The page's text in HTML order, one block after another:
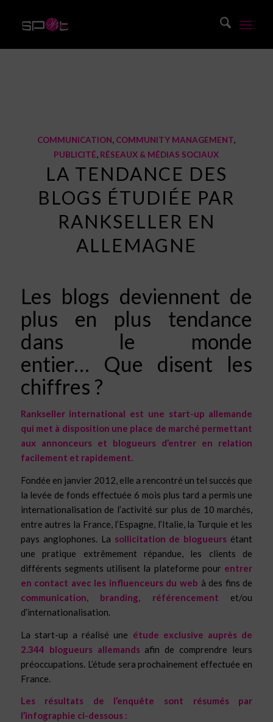
COMMUNICATION, COMMUNITY MANAGEMENT,
PUBLICITÉ, RÉSEAUX & MÉDIAS SOCIAUX
LA TENDANCE DES
BLOGS ÉTUDIÉE PAR
RANKSELLER EN
ALLEMAGNE
Les blogs deviennent de
plus en plus tendance
dans le monde
entier… Que disent les
chiffres ?
Rankseller international est une start-up allemande
qui met à disposition une place de marché permettant
aux annonceurs et blogueurs d’entrer en relation
facilement et rapidement.
Fondée en janvier 2012, elle a rencontré un tel succès que
la levée de fonds effectuée 6 mois plus tard a permis une
internationalisation de l’activité sur plus de 10 marchés,
entre autres la France, l’Espagne, l’Italie, la Turquie et les
pays anglophones. La sollicitation de blogueurs étant
une pratique extrêmement répandue, les clients de
différents segments utilisent la plateforme pour entrer
en contact avec les influenceurs du web à des fins de
communication, branding, référencement et/ou
d’internationalisation.
La start-up a réalisé une étude exclusive auprès de
2.344 blogueurs allemandsafin de comprendre leurs
préoccupations. L’étude sera prochainement effectuée en
France.
Les résultats de l’enquête sont résumés par
l’infographie ci-dessous :